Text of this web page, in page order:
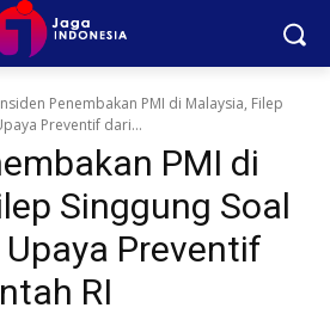
Penembakan PMI di Malaysia, Filep
Preventif dari...
PMI di
Singgung Soal
Preventif
RI